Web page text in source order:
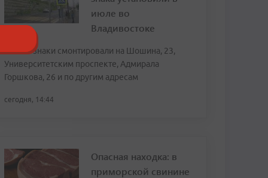
июле во
Владивостоке
Новые знаки смонтировали на Шошина, 23,
Университетским проспекте, Адмирала
Горшкова, 26 и по другим адресам
сегодня, 14:44
Опасная находка: в
приморской свинине